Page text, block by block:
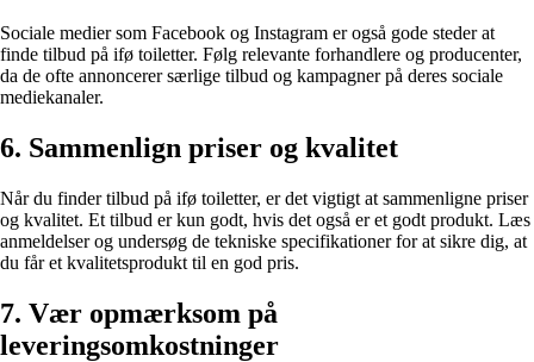
Sociale medier som Facebook og Instagram er også gode steder at
finde tilbud på ifø toiletter. Følg relevante forhandlere og producenter,
da de ofte annoncerer særlige tilbud og kampagner på deres sociale
mediekanaler.
6. Sammenlign priser og kvalitet
Når du finder tilbud på ifø toiletter, er det vigtigt at sammenligne priser
og kvalitet. Et tilbud er kun godt, hvis det også er et godt produkt. Læs
anmeldelser og undersøg de tekniske specifikationer for at sikre dig, at
du får et kvalitetsprodukt til en god pris.
7. Vær opmærksom på
leveringsomkostninger